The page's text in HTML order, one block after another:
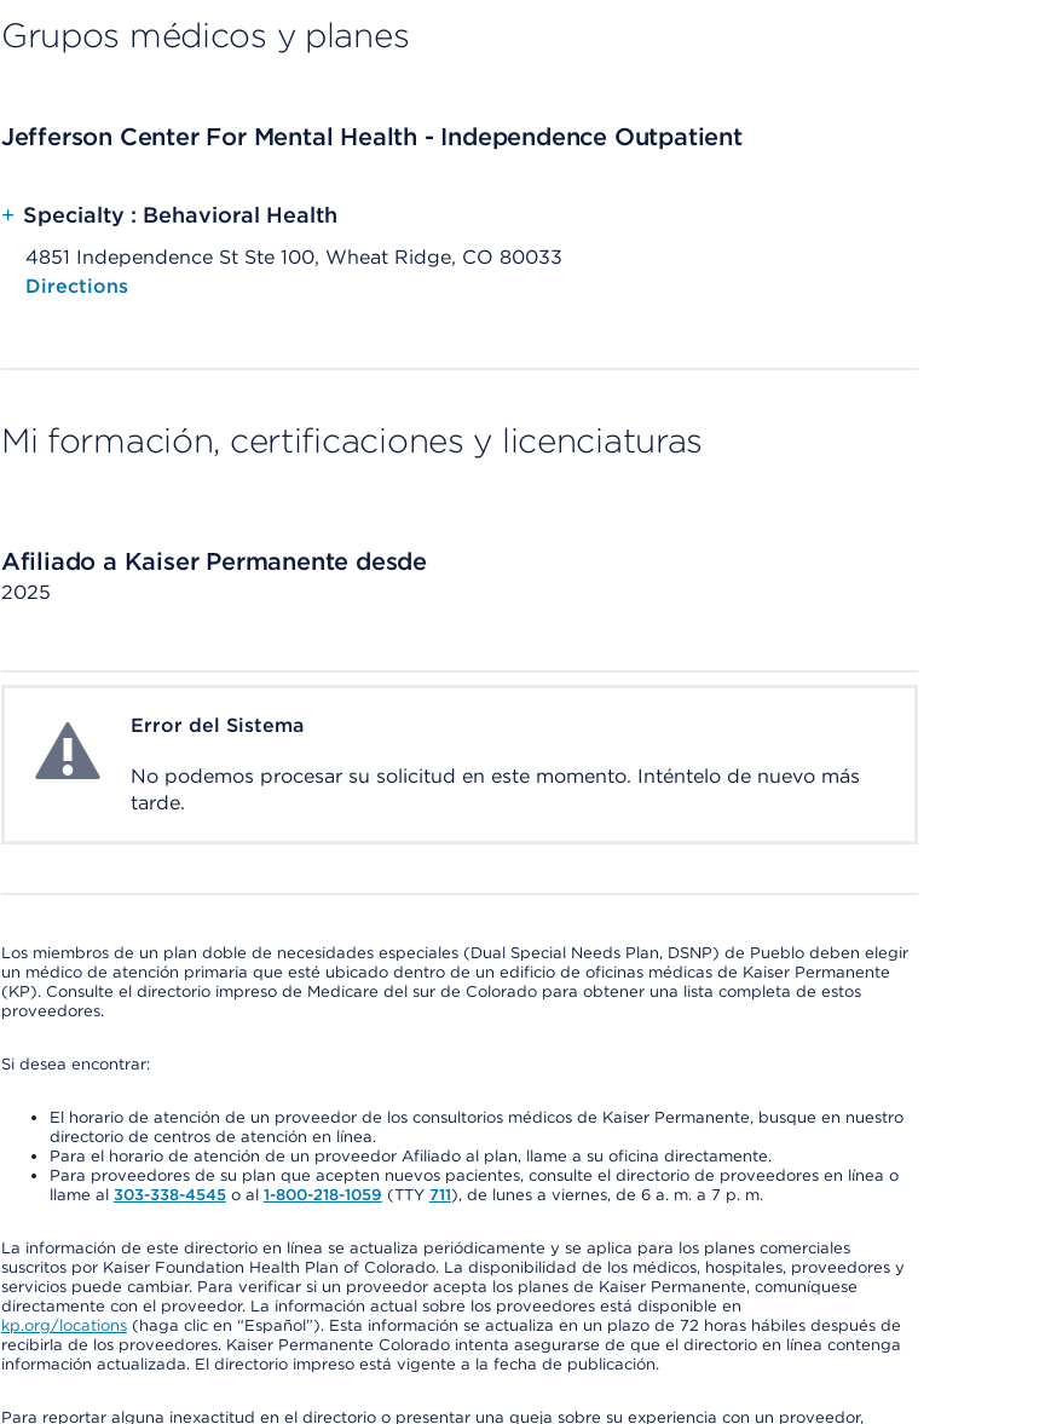
Grupos médicos y planes
Jefferson Center For Mental Health - Independence Outpatient
+ Specialty : Behavioral Health
4851 Independence St Ste 100, Wheat Ridge, CO 80033
Opens native map application on mobile devices
Directions
Mi formación, certificaciones y licenciaturas
Afiliado a Kaiser Permanente desde
2025
System ErrorError del Sistema
No podemos procesar su solicitud en este momento. Inténtelo de nuevo más
tarde.
Los miembros de un plan doble de necesidades especiales (Dual Special Needs Plan, DSNP) de Pueblo deben elegir
un médico de atención primaria que esté ubicado dentro de un edificio de oficinas médicas de Kaiser Permanente
(KP). Consulte el directorio impreso de Medicare del sur de Colorado para obtener una lista completa de estos
proveedores.
Si desea encontrar:
El horario de atención de un proveedor de los consultorios médicos de Kaiser Permanente, busque en nuestro
directorio de centros de atención en línea.
Para el horario de atención de un proveedor Afiliado al plan, llame a su oficina directamente.
Para proveedores de su plan que acepten nuevos pacientes, consulte el directorio de proveedores en línea o
llame al 303-338-4545o al 1-800-218-1059 (TTY 711), de lunes a viernes, de 6 a. m. a 7 p. m.
La información de este directorio en línea se actualiza periódicamente y se aplica para los planes comerciales
suscritos por Kaiser Foundation Health Plan of Colorado. La disponibilidad de los médicos, hospitales, proveedores y
servicios puede cambiar. Para verificar si un proveedor acepta los planes de Kaiser Permanente, comuníquese
directamente con el proveedor. La información actual sobre los proveedores está disponible en
kp.org/locations(haga clic en “Español”). Esta información se actualiza en un plazo de 72 horas hábiles después de
recibirla de los proveedores. Kaiser Permanente Colorado intenta asegurarse de que el directorio en línea contenga
información actualizada. El directorio impreso está vigente a la fecha de publicación.
Para reportar alguna inexactitud en el directorio o presentar una queja sobre su experiencia con un proveedor,